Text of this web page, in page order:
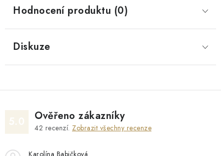
Hodnocení produktu (0)
Diskuze
Ověřeno zákazníky
42 recenzí. Zobrazit všechny recenze
Karolína Babičková